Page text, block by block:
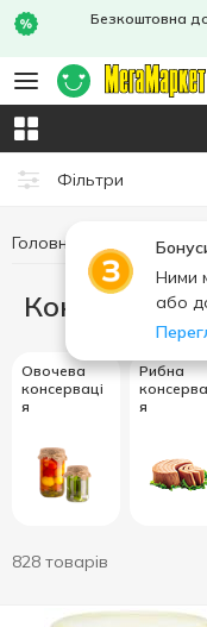
Безкоштовна
Фільтри
Ними
або
Головна Консерви
Консерви
Овочева
консерваці
я
Рибна
я
828 товарів